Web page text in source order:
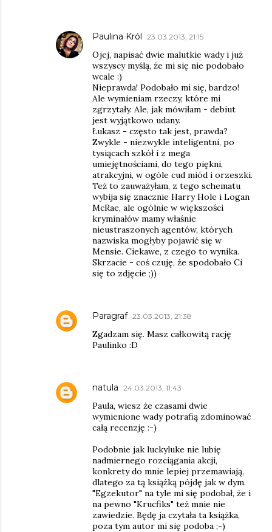
Paulina Król 23.03.2013, 21:15
Ojej, napisać dwie malutkie wady i już
wszyscy myślą, że mi się nie podobało
wcale :)
Nieprawda! Podobało mi się, bardzo!
Ale wymieniam rzeczy, które mi
zgrzytały. Ale, jak mówiłam - debiut
jest wyjątkowo udany.
Łukasz - często tak jest, prawda?
Zwykle - niezwykle inteligentni, po
tysiącach szkół i z mega
umiejętnościami, do tego piękni,
atrakcyjni, w ogóle cud miód i orzeszki.
Też to zauważyłam, z tego schematu
wybija się znacznie Harry Hole i Logan
McRae, ale ogólnie w większości
kryminałów mamy właśnie
nieustraszonych agentów, których
nazwiska mogłyby pojawić się w
Mensie. Ciekawe, z czego to wynika.
Skrzacie - coś czuję, że spodobało Ci
się to zdjęcie ;))
Paragraf 23.03.2013, 21:38
Zgadzam się. Masz całkowitą rację
Paulinko :D
natula 24.03.2013, 11:43
Paula, wiesz że czasami dwie
wymienione wady potrafią zdominować
całą recenzję :-)
Podobnie jak luckyluke nie lubię
nadmiernego rozciągania akcji,
konkrety do mnie lepiej przemawiają,
dlatego za tą książką pójdę jak w dym.
"Egzekutor" na tyle mi się podobał, że i
na pewno "Krucfiks" też mnie nie
zawiedzie. Będę ja czytała ta książka,
poza tym autor mi się podoba ;-)